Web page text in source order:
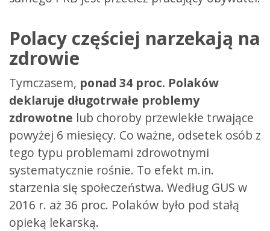
Polacy częściej narzekają na
zdrowie
Tymczasem, ponad 34 proc. Polaków
deklaruje długotrwałe problemy
zdrowotne lub choroby przewlekłe trwające
powyżej 6 miesięcy. Co ważne, odsetek osób z
tego typu problemami zdrowotnymi
systematycznie rośnie. To efekt m.in.
starzenia się społeczeństwa. Według GUS w
2016 r. aż 36 proc. Polaków było pod stałą
opieką lekarską.